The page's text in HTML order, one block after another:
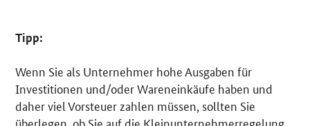
Tipp:
Wenn Sie als Unternehmer hohe Ausgaben für
Investitionen und/oder Wareneinkäufe haben und
daher viel Vorsteuer zahlen müssen, sollten Sie
überlegen, ob Sie auf die Kleinunternehmerregelung